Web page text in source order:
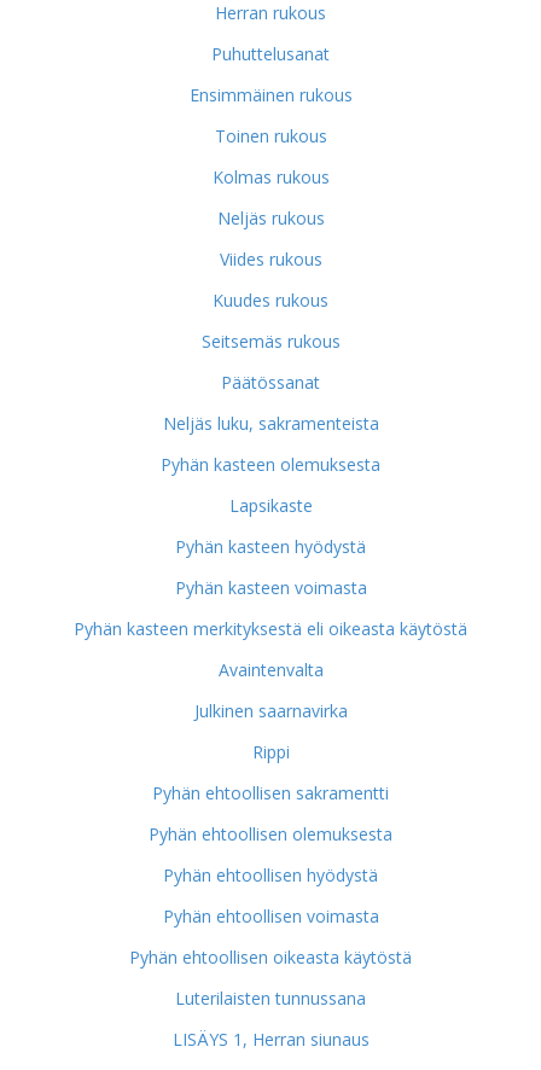
Herran rukous
Puhuttelusanat
Ensimmäinen rukous
Toinen rukous
Kolmas rukous
Neljäs rukous
Viides rukous
Kuudes rukous
Seitsemäs rukous
Päätössanat
Neljäs luku, sakramenteista
Pyhän kasteen olemuksesta
Lapsikaste
Pyhän kasteen hyödystä
Pyhän kasteen voimasta
Pyhän kasteen merkityksestä eli oikeasta käytöstä
Avaintenvalta
Julkinen saarnavirka
Rippi
Pyhän ehtoollisen sakramentti
Pyhän ehtoollisen olemuksesta
Pyhän ehtoollisen hyödystä
Pyhän ehtoollisen voimasta
Pyhän ehtoollisen oikeasta käytöstä
Luterilaisten tunnussana
LISÄYS 1, Herran siunaus